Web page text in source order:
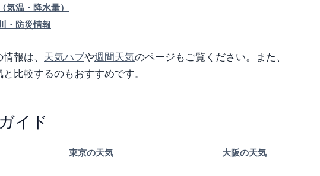
気温・降水量）
・防災情報
報は、 天気ハブや週間天気のページもご覧ください。また、
比較するのもおすすめです。
イド
東京の天気 大阪の天気